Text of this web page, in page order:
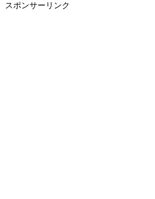
ス
スポンサーリンク